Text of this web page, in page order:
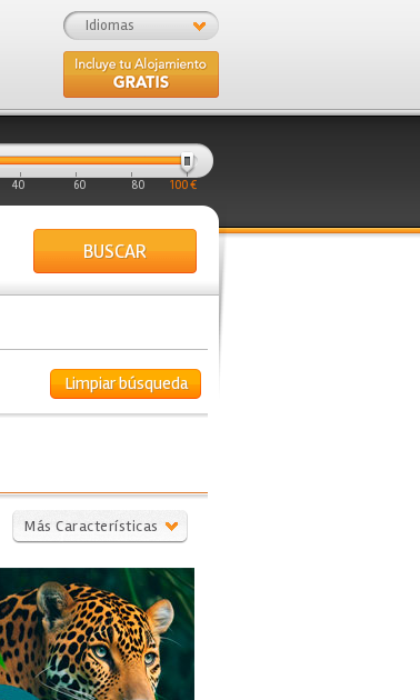
Idiomas
40 60 80 100 €
BUSCAR
Limpiar búsqueda
Más Características